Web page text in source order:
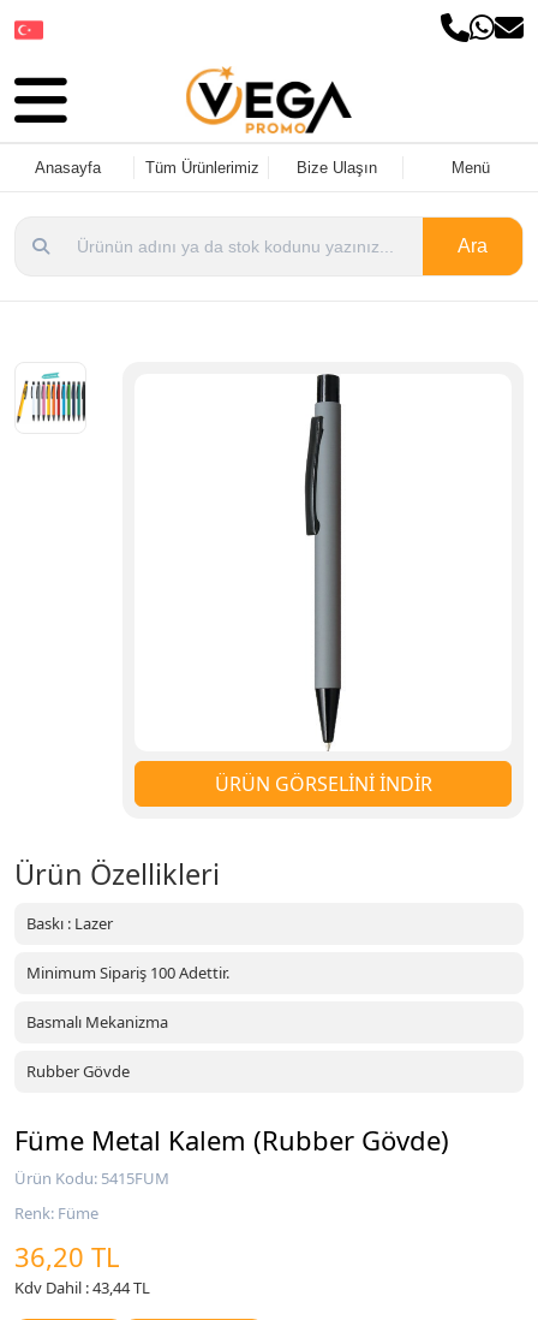
Anasayfa Tüm Ürünlerimiz Bize Ulaşın Menü
Ara
ÜRÜN GÖRSELİNİ İNDİR
Ürün Özellikleri
Baskı : Lazer
Minimum Sipariş 100 Adettir.
Basmalı Mekanizma
Rubber Gövde
Füme Metal Kalem (Rubber Gövde)
Ürün Kodu: 5415FUM
Renk: Füme
36,20 TL
Kdv Dahil : 43,44 TL